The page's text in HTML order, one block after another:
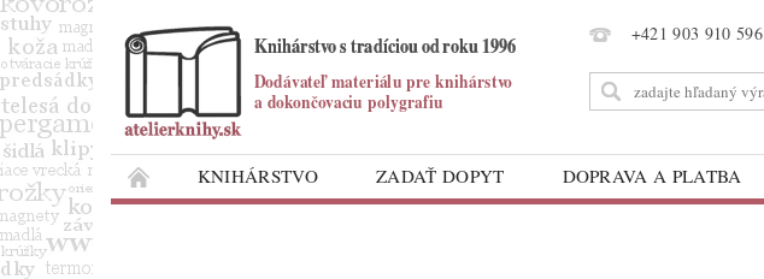
+421 903 910 596
KNIHÁRSTVO ZADAŤ DOPYT DOPRAVA A PLATBA